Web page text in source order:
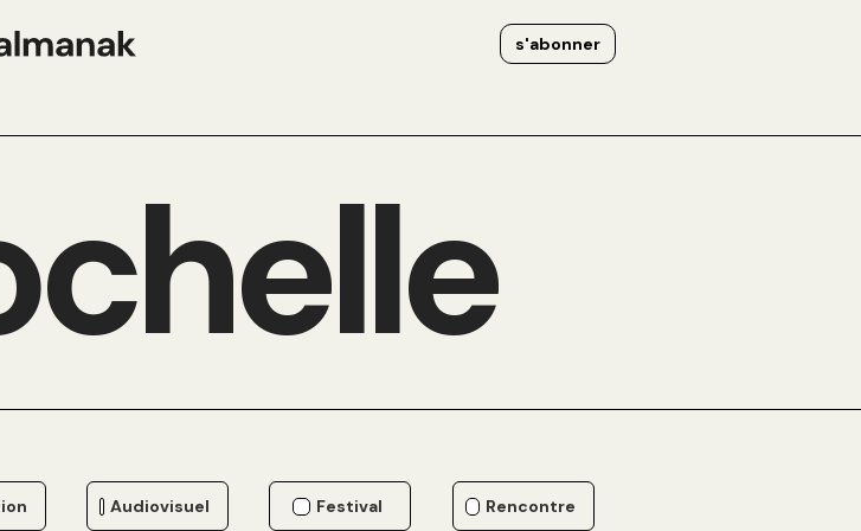
s'abonner
Audiovisuel Festival Rencontre